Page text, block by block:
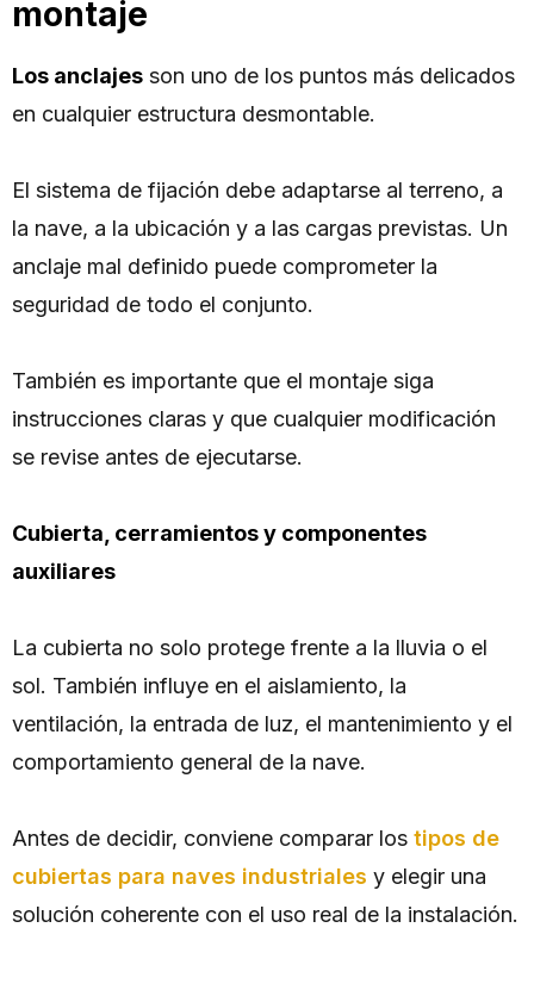
montaje
Los anclajes son uno de los puntos más delicados
en cualquier estructura desmontable.
El sistema de fijación debe adaptarse al terreno, a
la nave, a la ubicación y a las cargas previstas. Un
anclaje mal definido puede comprometer la
seguridad de todo el conjunto.
También es importante que el montaje siga
instrucciones claras y que cualquier modificación
se revise antes de ejecutarse.
Cubierta, cerramientos y componentes
auxiliares
La cubierta no solo protege frente a la lluvia o el
sol. También influye en el aislamiento, la
ventilación, la entrada de luz, el mantenimiento y el
comportamiento general de la nave.
Antes de decidir, conviene comparar los tipos de
cubiertas para naves industriales y elegir una
solución coherente con el uso real de la instalación.